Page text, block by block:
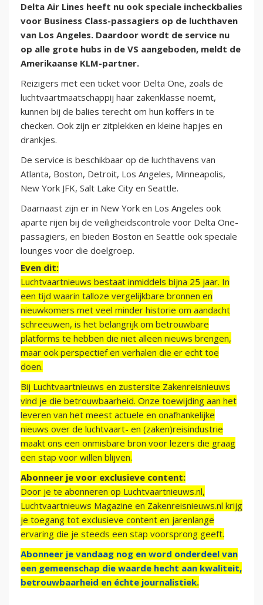
Delta Air Lines heeft nu ook speciale incheckbalies
voor Business Class-passagiers op de luchthaven
van Los Angeles. Daardoor wordt de service nu
op alle grote hubs in de VS aangeboden, meldt de
Amerikaanse KLM-partner.
Reizigers met een ticket voor Delta One, zoals de
luchtvaartmaatschappij haar zakenklasse noemt,
kunnen bij de balies terecht om hun koffers in te
checken. Ook zijn er zitplekken en kleine hapjes en
drankjes.
De service is beschikbaar op de luchthavens van
Atlanta, Boston, Detroit, Los Angeles, Minneapolis,
New York JFK, Salt Lake City en Seattle.
Daarnaast zijn er in New York en Los Angeles ook
aparte rijen bij de veiligheidscontrole voor Delta One-
passagiers, en bieden Boston en Seattle ook speciale
lounges voor die doelgroep.
Even dit:
Luchtvaartnieuws bestaat inmiddels bijna 25 jaar. In
een tijd waarin talloze vergelijkbare bronnen en
nieuwkomers met veel minder historie om aandacht
schreeuwen, is het belangrijk om betrouwbare
platforms te hebben die niet alleen nieuws brengen,
maar ook perspectief en verhalen die er echt toe
doen.
Bij Luchtvaartnieuws en zustersite Zakenreisnieuws
vind je die betrouwbaarheid. Onze toewijding aan het
leveren van het meest actuele en onafhankelijke
nieuws over de luchtvaart- en (zaken)reisindustrie
maakt ons een onmisbare bron voor lezers die graag
een stap voor willen blijven.
Abonneer je voor exclusieve content:
Door je te abonneren op Luchtvaartnieuws.nl,
Luchtvaartnieuws Magazine en Zakenreisnieuws.nl krijg
je toegang tot exclusieve content en jarenlange
ervaring die je steeds een stap voorsprong geeft.
Abonneer je vandaag nog en word onderdeel van
een gemeenschap die waarde hecht aan kwaliteit,
betrouwbaarheid en échte journalistiek.